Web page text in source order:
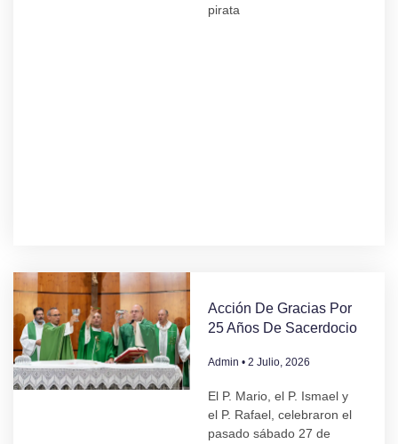
pirata
Acción De Gracias Por
25 Años De Sacerdocio
Admin 2 Julio, 2026
El P. Mario, el P. Ismael y
el P. Rafael, celebraron el
pasado sábado 27 de